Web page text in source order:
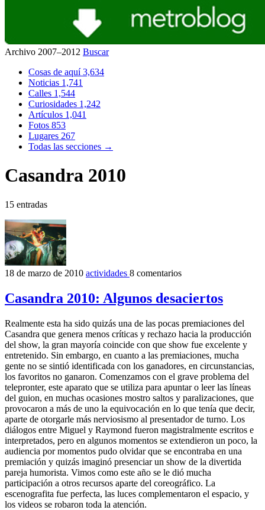
Archivo 2007–2012 Buscar
Cosas de aquí3,634
Noticias 1,741
Calles 1,544
Curiosidades 1,242
Artículos 1,041
Fotos 853
Lugares 267
Todas las secciones →
Casandra 2010
15 entradas
18 de marzo de 2010 actividades 8 comentarios
Casandra 2010: Algunos desaciertos
Realmente esta ha sido quizás una de las pocas premiaciones del
Casandra que genera menos críticas y rechazo hacia la producción
del show, la gran mayoría coincide con que show fue excelente y
entretenido. Sin embargo, en cuanto a las premiaciones, mucha
gente no se sintió identificada con los ganadores, en circunstancias,
los favoritos no ganaron. Comenzamos con el grave problema del
telepronter, este aparato que se utiliza para apuntar o leer las líneas
del guion, en muchas ocasiones mostro saltos y paralizaciones, que
provocaron a más de uno la equivocación en lo que tenía que decir,
aparte de otorgarle más nerviosismo al presentador de turno. Los
diálogos entre Miguel y Raymond fueron magistralmente escritos e
interpretados, pero en algunos momentos se extendieron un poco, la
audiencia por momentos pudo olvidar que se encontraba en una
premiación y quizás imaginó presenciar un show de la divertida
pareja humorista. Vimos como este año se le dió mucha
participación a otros recursos aparte del coreográfico. La
escenografita fue perfecta, las luces complementaron el espacio, y
los videos se robaron toda la atención.